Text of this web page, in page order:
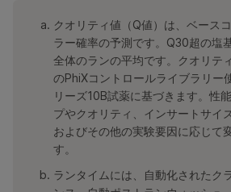
クオリティ値（Q値）は、ベース
ラー確率の予測です。Q30超の塩
全体のランの平均です。クオリテ
のPhiXコントロールライブラリー
リーズ10B試薬に基づきます。性
プやクオリティ、インサートサイ
およびその他の実験要因に応じて
す。
ランタイムには、自動化されたク